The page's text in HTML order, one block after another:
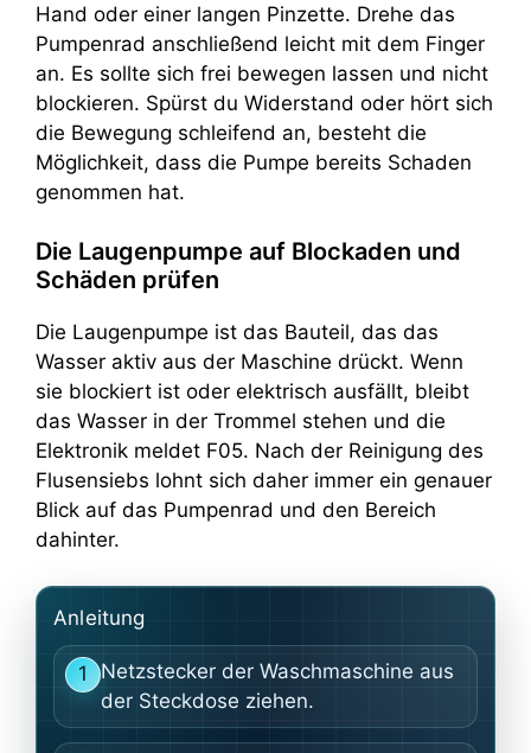
Hand oder einer langen Pinzette. Drehe das
Pumpenrad anschließend leicht mit dem Finger
an. Es sollte sich frei bewegen lassen und nicht
blockieren. Spürst du Widerstand oder hört sich
die Bewegung schleifend an, besteht die
Möglichkeit, dass die Pumpe bereits Schaden
genommen hat.
Die Laugenpumpe auf Blockaden und
Schäden prüfen
Die Laugenpumpe ist das Bauteil, das das
Wasser aktiv aus der Maschine drückt. Wenn
sie blockiert ist oder elektrisch ausfällt, bleibt
das Wasser in der Trommel stehen und die
Elektronik meldet F05. Nach der Reinigung des
Flusensiebs lohnt sich daher immer ein genauer
Blick auf das Pumpenrad und den Bereich
dahinter.
Anleitung
1 Netzstecker der Waschmaschine aus
der Steckdose ziehen.